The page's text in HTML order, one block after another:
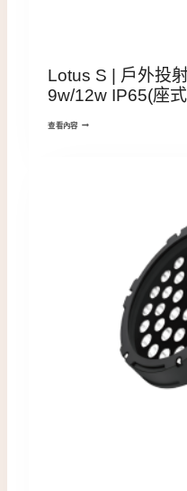
Lotus S | 戶外投
9w/12w IP65(座
查看內容